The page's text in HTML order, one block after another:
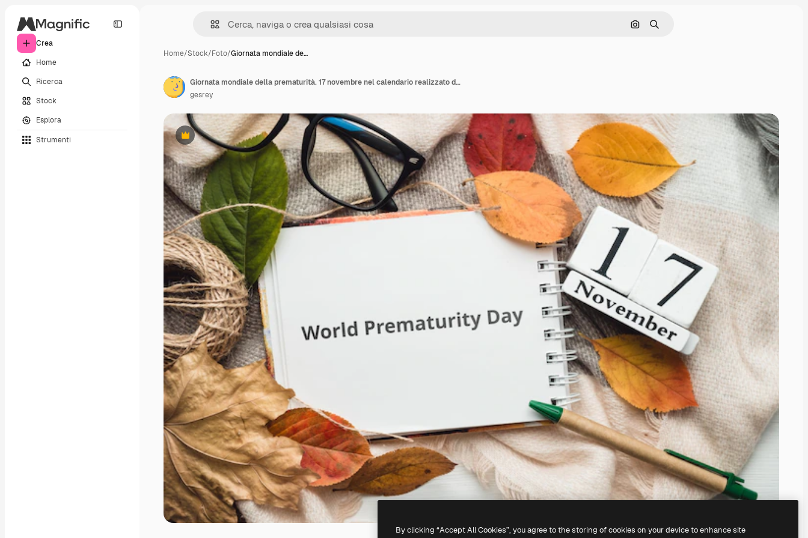
Crea
Home
Ricerca
Stock
Esplora
Strumenti
Cerca per immagine
Ricerca
Home/Stock/Foto/Giornata mondiale de…
Premium
Giornata mondiale della prematurità. 17 novembre nel calendario realizzato da cubi bianchi su una coperta con taccuino e foglie. Manta piatta
gesrey
By clicking “Accept All Cookies”, you agree to the storing of cookies on your device to enhance site